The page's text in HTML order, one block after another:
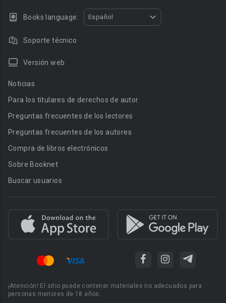
Books language: Español
Soporte técnico
Versión web
Noticias
Para los titulares de derechos de autor
Preguntas frecuentes de los lectores
Preguntas frecuentes de los autores
Compra de libros electrónicos
Sobre Booknet
Buscar usuarios
¡Atención! El sitio puede contener materiales no adecuados para
personas menores de 18 años.